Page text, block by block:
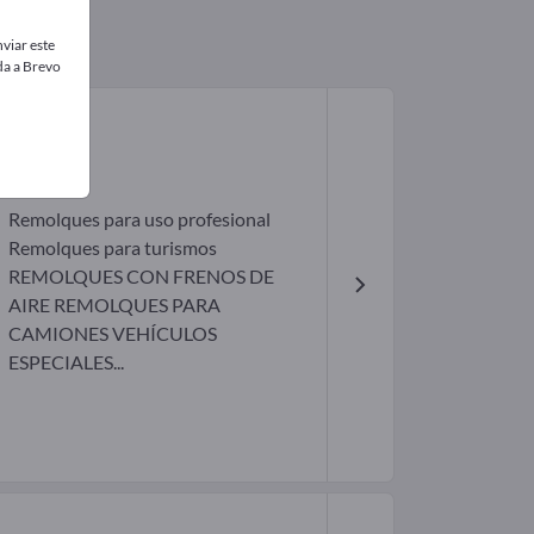
Remolques para uso profesional
Remolques para turismos
REMOLQUES CON FRENOS DE
AIRE REMOLQUES PARA
CAMIONES VEHÍCULOS
ESPECIALES...
este
a Brevo